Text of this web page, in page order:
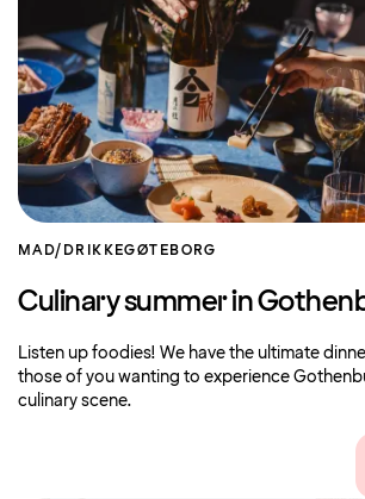
MAD/DRIKKEGØTEBORG
Culinary summer in
Listen up foodies! We have the ultimate
those of you wanting to experience
culinary scene.